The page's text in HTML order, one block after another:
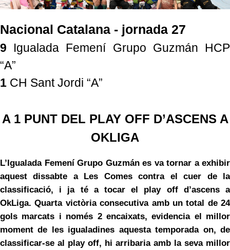
Nacional Catalana - jornada 27
9 Igualada Femení Grupo Guzmán HCP
“A”
1 CH Sant Jordi “A”
A 1 PUNT DEL PLAY OFF D’ASCENS A
OKLIGA
L’Igualada Femení Grupo Guzmán es va tornar a exhibir
aquest dissabte a Les Comes contra el cuer de la
classificació, i ja té a tocar el play off d’ascens a
OkLiga. Quarta victòria consecutiva amb un total de 24
gols marcats i només 2 encaixats, evidencia el millor
moment de les igualadines aquesta temporada on, de
classificar-se al play off, hi arribaria amb la seva millor